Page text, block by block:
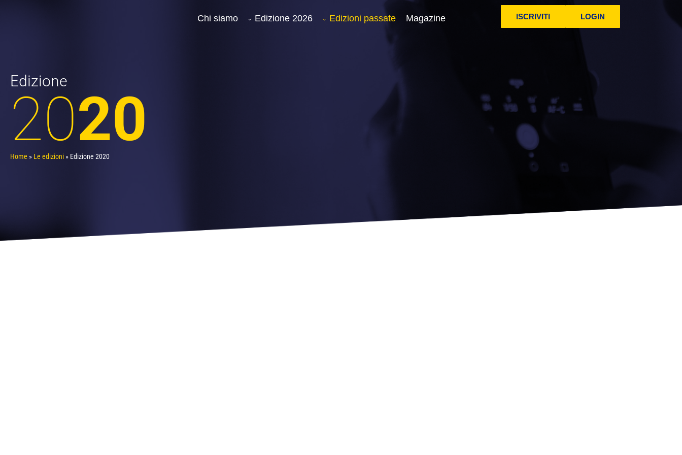
ISCRIVITI LOGIN
Chi siamo Edizione 2026 Edizioni passate Magazine
Edizione
2020
Home » Le edizioni » Edizione 2020